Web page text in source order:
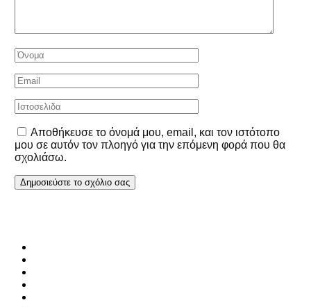
Αποθήκευσε το όνομά μου, email, και τον ιστότοπο
μου σε αυτόν τον πλοηγό για την επόμενη φορά που θα
σχολιάσω.